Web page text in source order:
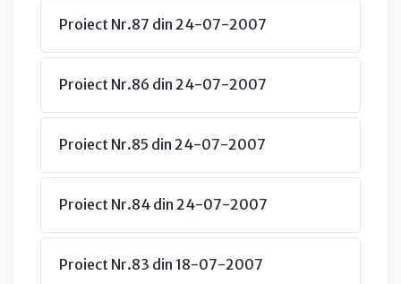
Proiect Nr.87 din 24-07-2007
Proiect Nr.86 din 24-07-2007
Proiect Nr.85 din 24-07-2007
Proiect Nr.84 din 24-07-2007
Proiect Nr.83 din 18-07-2007